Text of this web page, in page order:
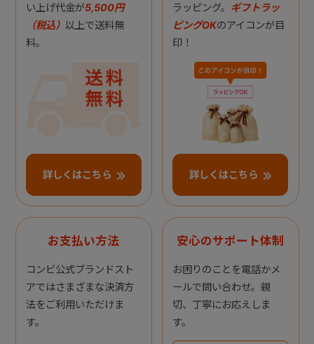
い上げ代金が5,500円
（税込） 以上で送料無
料。
詳しくはこちら
ラッピング。 ギフトラッ
ピングOKのアイコンが目
印！
詳しくはこちら
お支払い方法
コンビ公式ブランドスト
アではさまざまな決済方
法をご利用いただけま
す。
安心のサポート体制
お困りのことを電話かメ
ールで問い合わせ。親
切、丁寧にお応えしま
す。